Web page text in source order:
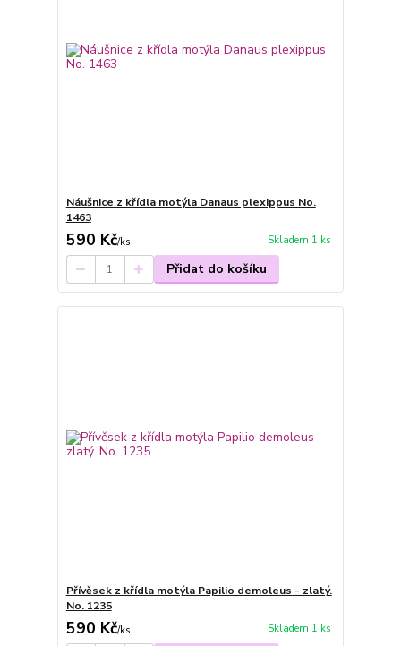
Náušnice z křídla motýla Danaus plexippus No.
1463
590 Kč/ks Skladem 1 ks
Přidat do košíku
Přívěsek z křídla motýla Papilio demoleus - zlatý.
No. 1235
590 Kč/ks Skladem 1 ks